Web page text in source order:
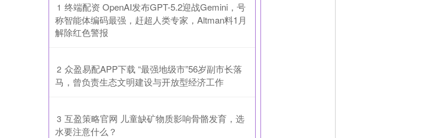
1 ​终端配资 OpenAI发布GPT-5.2迎战Gemini，号
称智能体编码最强，赶超人类专家，Altman料1月
解除红色警报
2 ​众盈易配APP下载 “最强地级市”56岁副市长落
马，曾负责生态文明建设与开放型经济工作
3 ​互盈策略官网 儿童缺矿物质影响骨骼发育，选
水要注意什么？